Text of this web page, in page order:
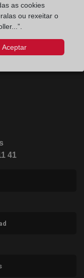
en ventana nueva)
en ventana nueva)
41
as cookies
ou rexeitar o
Aceptar